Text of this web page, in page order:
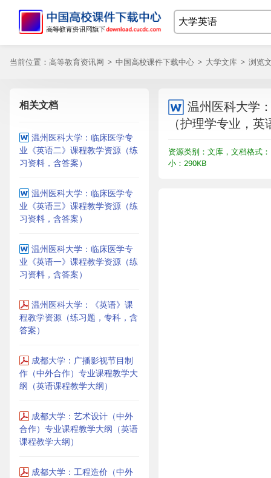
当前位置： 高等教育资讯网 > 中国高校课件下载中心 > 大学文库 > 浏览
相关文档
温州医科大学：临床医学专
业《英语二》课程教学资源（练
习资料，含答案）
温州医科大学：临床医学专
业《英语三》课程教学资源（练
习资料，含答案）
温州医科大学：临床医学专
业《英语一》课程教学资源（练
习资料，含答案）
温州医科大学：《英语》课
程教学资源（练习题，专科，含
答案）
成都大学：广播影视节目制
作（中外合作）专业课程教学大
纲（英语课程教学大纲）
成都大学：艺术设计（中外
合作）专业课程教学大纲（英语
课程教学大纲）
成都大学：工程造价（中外
温州医科大学
（护理学专业，
资源类别：文库，文档格式
小：290KB